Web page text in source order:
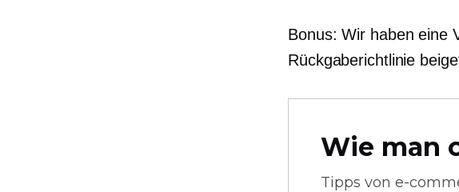
Bonus: Wir haben eine
Rückgaberichtlinie
Wie man
Tipps von e-